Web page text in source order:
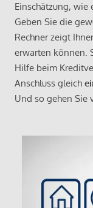
Einschätzung, wie
Geben Sie die
Rechner zeigt
erwarten können.
Hilfe beim
Anschluss gleich
Und so gehen Sie